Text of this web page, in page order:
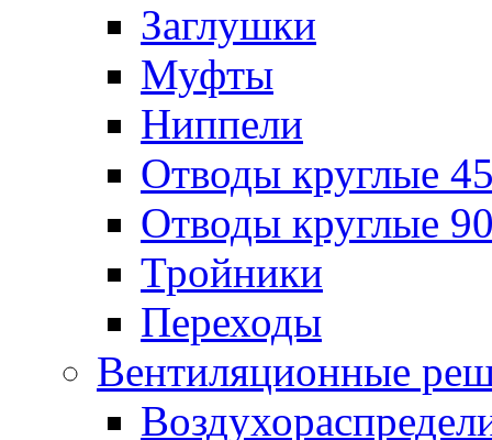
Заглушки
Муфты
Ниппели
Отводы круглые
Отводы круглые
Тройники
Переходы
Вентиляционные